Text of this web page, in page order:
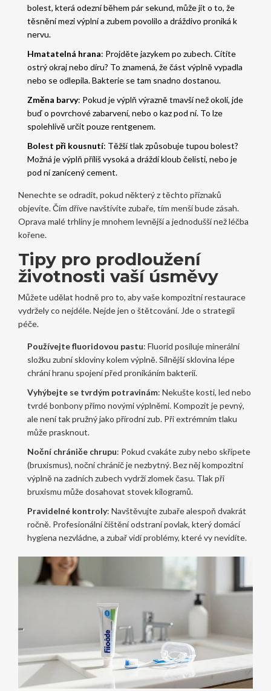
bolest, která odezní během pár sekund, může jít o to, že
těsnění mezi výplní a zubem povolilo a dráždivo proniká k
nervu.
Hmatatelná hrana: Projděte jazykem po zubech. Cítíte
ostrý okraj nebo díru? To znamená, že část výplně vypadla
nebo se odlepila. Bakterie se tam snadno dostanou.
Změna barvy: Pokud je výplň výrazně tmavší než okolí, jde
buď o povrchové zabarvení, nebo o kaz pod ní. To lze
spolehlivě určit pouze rentgenem.
Bolest při kousnutí: Těžší tlak způsobuje tupou bolest?
Možná je výplň příliš vysoká a dráždí kloub čelisti, nebo je
pod ní zanícený cement.
Nenechte se odradit, pokud některý z těchto příznaků
objevíte. Čím dříve navštívíte zubaře, tím menší bude zásah.
Oprava malé trhliny je mnohem levnější a jednodušší než léčba
kořene.
Tipy pro prodloužení
životnosti vaší úsměvy
Můžete udělat hodně pro to, aby vaše kompozitní restaurace
vydržely co nejdéle. Nejde jen o štětcování. Jde o strategii
péče.
Používejte fluoridovou pastu: Fluorid posiluje minerální
složku zubní skloviny kolem výplně. Silnější sklovina lépe
chrání hranu spojení před pronikáním bakterií.
Vyhýbejte se tvrdým potravinám: Nekušte kosti, led nebo
tvrdé bonbony přímo novými výplněmi. Kompozit je pevný,
ale není tak pružný jako přírodní zub. Při extrémním tlaku
může prasknout.
Noční chrániče chrupu: Pokud cvakáte zuby nebo skřípete
(bruxismus), noční chránič je nezbytný. Bez něj kompozitní
výplně na zadních zubech vydrží zlomek času. Tlak při
bruxismu může dosahovat stovek kilogramů.
Pravidelné kontroly: Navštěvujte zubaře alespoň dvakrát
ročně. Profesionální čištění odstraní povlak, který domácí
hygiena nezvládne, a zubař vidí problémy, které vy nevidíte.